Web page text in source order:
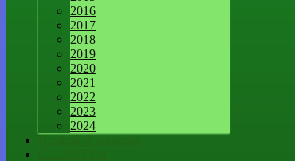
2016
2017
2018
2019
2020
2021
2022
2023
2024